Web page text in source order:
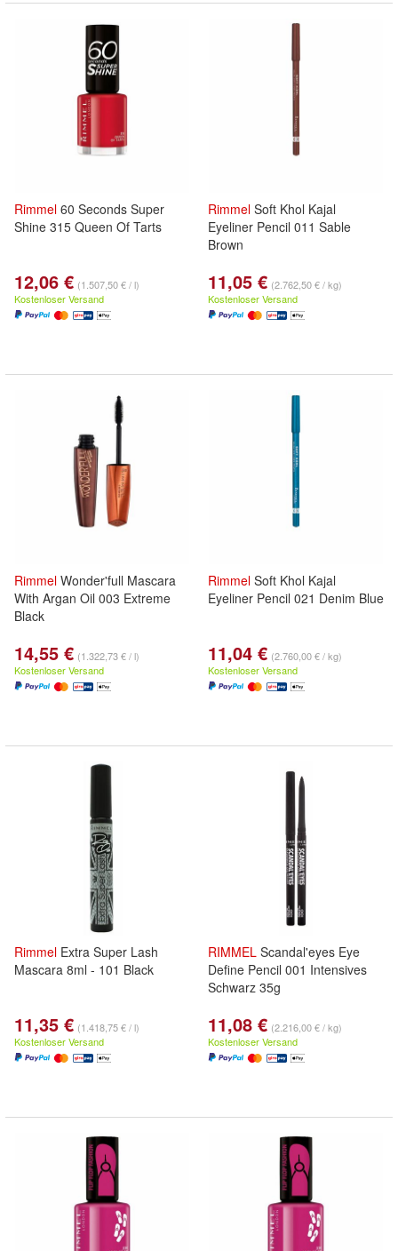
Rimmel 60 Seconds Super
Shine 315 Queen Of Tarts
12,06 € (1.507,50 € / l)
Kostenloser Versand
Rimmel Soft Khol Kajal
Eyeliner Pencil 011 Sable
Brown
11,05 € (2.762,50 € / kg)
Kostenloser Versand
Rimmel Wonder'full Mascara
With Argan Oil 003 Extreme
Black
14,55 € (1.322,73 € / l)
Kostenloser Versand
Rimmel Soft Khol Kajal
Eyeliner Pencil 021 Denim Blue
11,04 € (2.760,00 € / kg)
Kostenloser Versand
Rimmel Extra Super Lash
Mascara 8ml - 101 Black
11,35 € (1.418,75 € / l)
Kostenloser Versand
RIMMEL Scandal'eyes Eye
Define Pencil 001 Intensives
Schwarz 35g
11,08 € (2.216,00 € / kg)
Kostenloser Versand